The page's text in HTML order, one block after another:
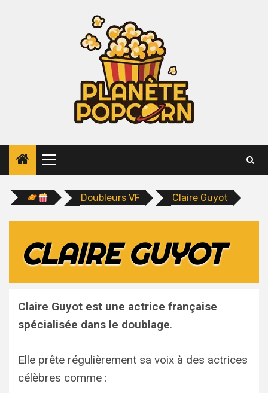
Primary
Menu
Doubleurs VF Claire Guyot
CLAIRE GUYOT
Claire Guyot est une actrice française
spécialisée dans le doublage.
Elle prête régulièrement sa voix à des actrices
célèbres comme :